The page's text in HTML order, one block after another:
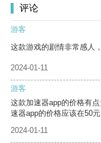
评论
游客
这款游戏的剧情非常感人
2024-01-11
游客
这款加速器app的价格有
速器app的价格应该在50元
2024-01-11